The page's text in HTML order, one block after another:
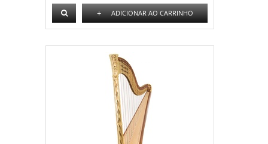
+ ADICIONAR AO CARRINHO